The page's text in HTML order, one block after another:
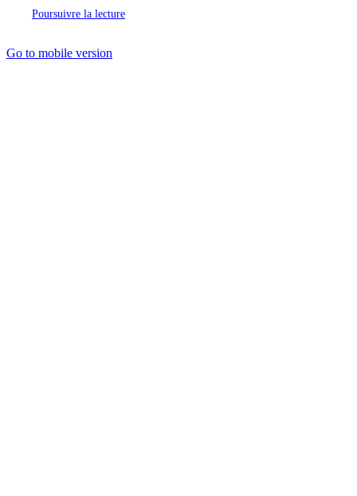
Poursuivre la lecture
Go to mobile version